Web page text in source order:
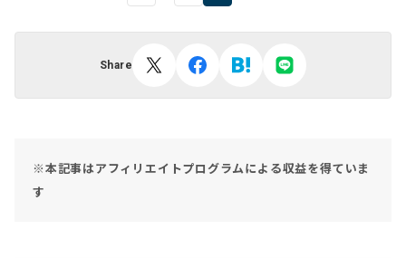
Share
※本記事はアフィリエイトプログラムによる収益を得ていま
す